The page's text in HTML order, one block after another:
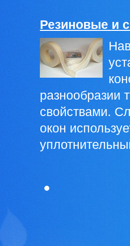
Резиновые и
разнообразии
свойствами.
окон